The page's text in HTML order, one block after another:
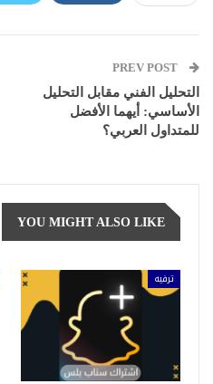
التحليل الفني مقابل التحليل
الأساسي: أيهما الأفضل
للمتداول العربي؟
YOU MIGHT ALSO LIKE
ترفيه